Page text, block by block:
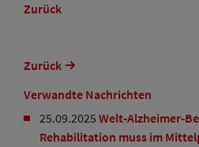
Zurück
Zurück
Verwandte Nachrichten
25.09.2025 Welt-Alzheimer-
Rehabilitation muss im